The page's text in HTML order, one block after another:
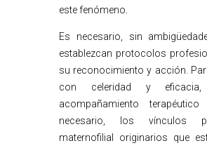
este fenómeno.
Es necesario, sin
establezcan protocolos
su reconocimiento y acción.
con celeridad y
acompañamiento
necesario, los vínculos
maternofilial originarios que